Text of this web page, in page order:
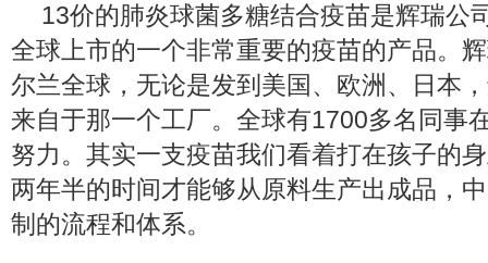
13价的肺炎球菌多糖结合疫苗是辉瑞公
全球上市的一个非常重要的疫苗的产品。
尔兰全球，无论是发到美国、欧洲、日本
来自于那一个工厂。全球有1700多名同事
努力。其实一支疫苗我们看着打在孩子的
两年半的时间才能够从原料生产出成品，
制的流程和体系。